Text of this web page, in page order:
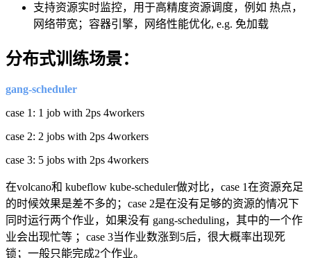
支持资源实时监控，用于高精度资源调度，例如 热点，
网络带宽；容器引擎，网络性能优化, e.g. 免加载
分布式训练场景：
gang-scheduler
case 1: 1 job with 2ps 4workers
case 2: 2 jobs with 2ps 4workers
case 3: 5 jobs with 2ps 4workers
在volcano和 kubeflow kube-scheduler做对比， case 1在资源充足
的时候效果是差不多的； case 2是在没有足够的资源的情况下
同时运行两个作业，如果没有 gang-scheduling，其中的一个作
业会出现忙等 ； case 3当作业数涨到 5后，很大概率出现死
锁；一般只能完成2个作业。